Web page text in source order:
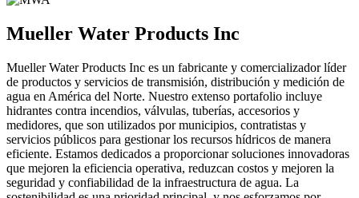
Mueller Water Products Inc
Mueller Water Products Inc es un fabricante y comercializador líder
de productos y servicios de transmisión, distribución y medición de
agua en América del Norte. Nuestro extenso portafolio incluye
hidrantes contra incendios, válvulas, tuberías, accesorios y
medidores, que son utilizados por municipios, contratistas y
servicios públicos para gestionar los recursos hídricos de manera
eficiente. Estamos dedicados a proporcionar soluciones innovadoras
que mejoren la eficiencia operativa, reduzcan costos y mejoren la
seguridad y confiabilidad de la infraestructura de agua. La